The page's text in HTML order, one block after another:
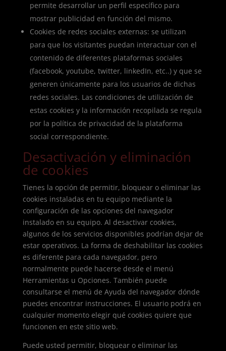
permite desarrollar un perfil específico para
mostrar publicidad en función del mismo.
Cookies de redes sociales externas: se utilizan
para que los visitantes puedan interactuar con el
contenido de diferentes plataformas sociales
(facebook, youtube, twitter, linkedIn, etc..) y que se
generen únicamente para los usuarios de dichas
redes sociales. Las condiciones de utilización de
estas cookies y la información recopilada se regula
por la política de privacidad de la plataforma
social correspondiente.
Desactivación y eliminación
de cookies
Tienes la opción de permitir, bloquear o eliminar las
cookies instaladas en tu equipo mediante la
configuración de las opciones del navegador
instalado en su equipo. Al desactivar cookies,
algunos de los servicios disponibles podrían dejar de
estar operativos. La forma de deshabilitar las cookies
es diferente para cada navegador, pero
normalmente puede hacerse desde el menú
Herramientas u Opciones. También puede
consultarse el menú de Ayuda del navegador dónde
puedes encontrar instrucciones. El usuario podrá en
cualquier momento elegir qué cookies quiere que
funcionen en este sitio web.
Puede usted permitir, bloquear o eliminar las